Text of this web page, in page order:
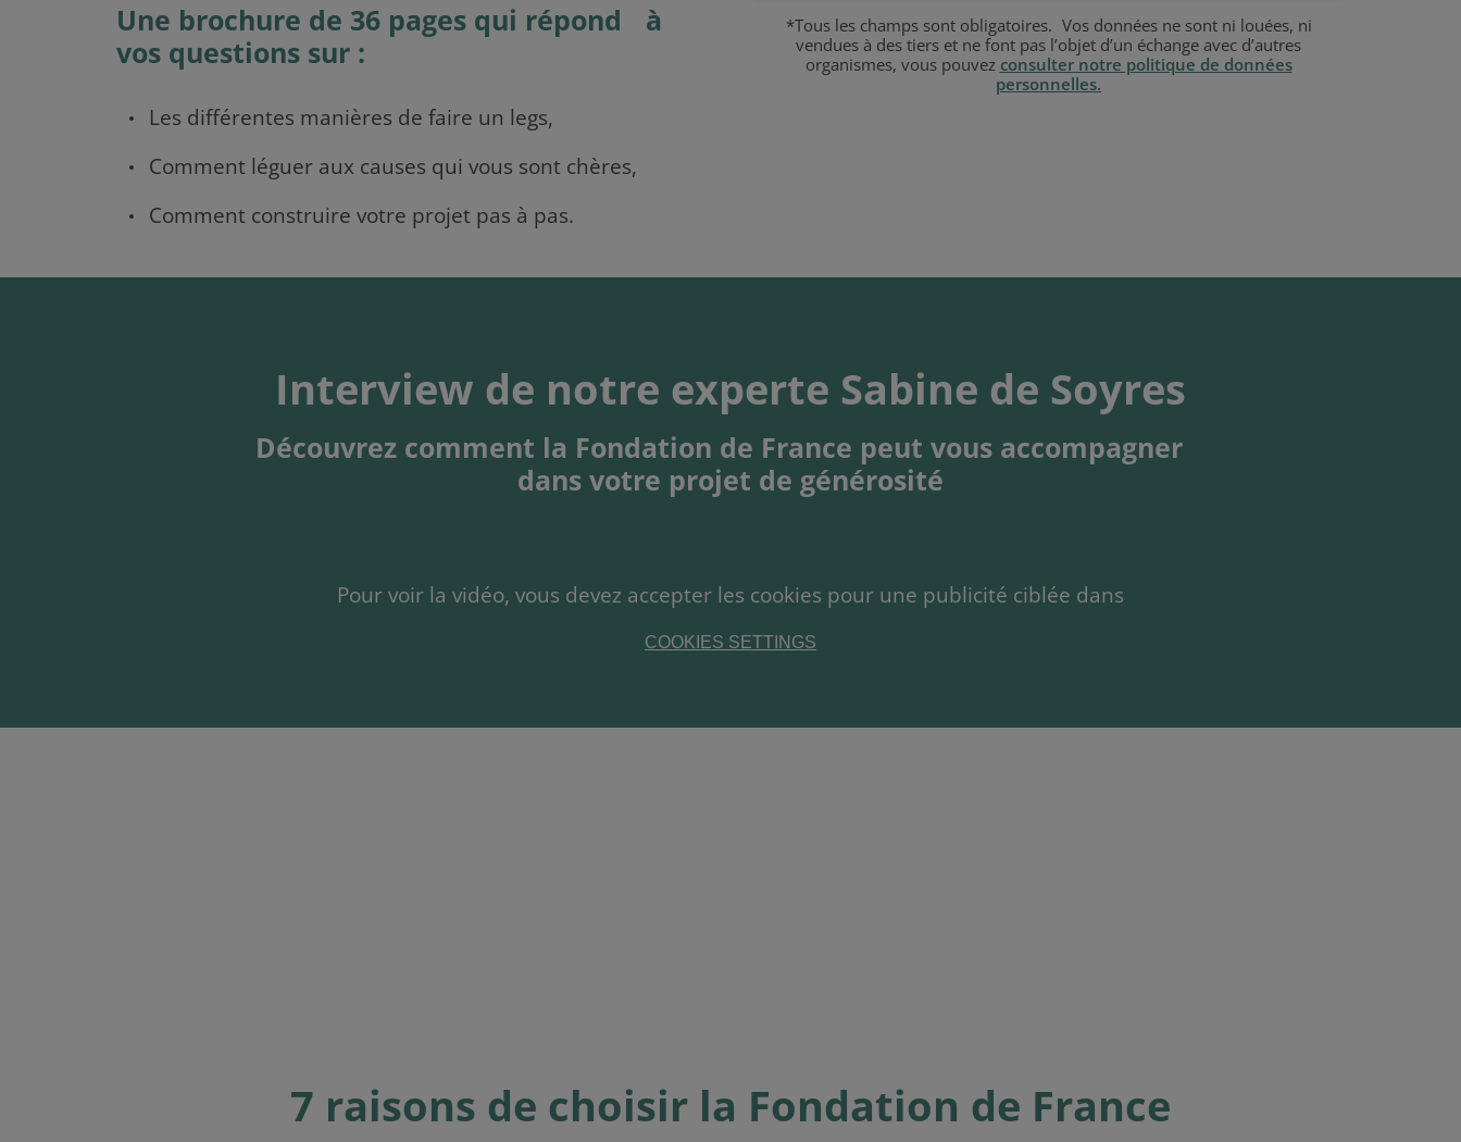
Une brochure de 36 pages qui répond à
vos questions sur :
Les différentes manières de faire un legs,
Comment léguer aux causes qui vous sont chères,
Comment construire votre projet pas à pas.
*Tous les champs sont obligatoires. Vos données ne sont ni louées, ni
vendues à des tiers et ne font pas l’objet d’un échange avec d’autres
organismes, vous pouvez consulter notre politique de données
personnelles.
Interview de notre experte Sabine de Soyres
Découvrez comment la Fondation de France peut vous accompagner
dans votre projet de générosité
Pour voir la vidéo, vous devez accepter les cookies pour une publicité ciblée dans
COOKIES SETTINGS
7 raisons de choisir la Fondation de France